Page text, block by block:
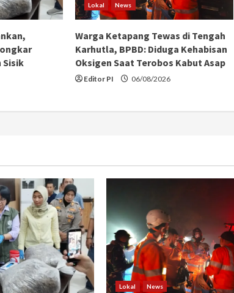
Sisik
Lokal News
Warga Ketapang Tewas di Tengah
Karhutla, BPBD: Diduga Kehabisan
Oksigen Saat Terobos Kabut Asap
Editor PI 06/08/2026
Lokal News